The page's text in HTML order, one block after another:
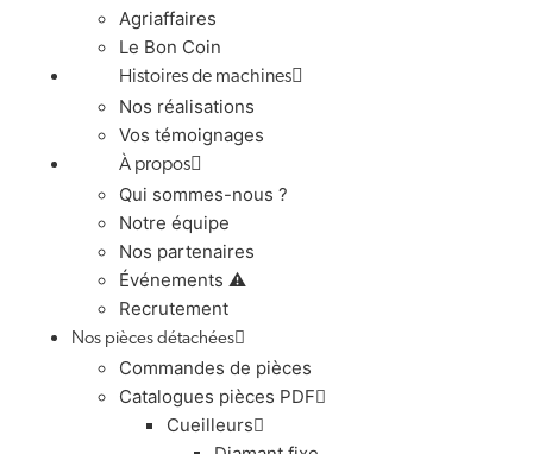
Agriaffaires
Le Bon Coin
Histoires de machines
Nos réalisations
Vos témoignages
À propos
Qui sommes-nous ?
Notre équipe
Nos partenaires
Événements ⚠️
Recrutement
Nos pièces détachées
Commandes de pièces
Catalogues pièces PDF
Cueilleurs